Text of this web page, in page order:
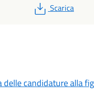
PDF
Scarica
candidature alla